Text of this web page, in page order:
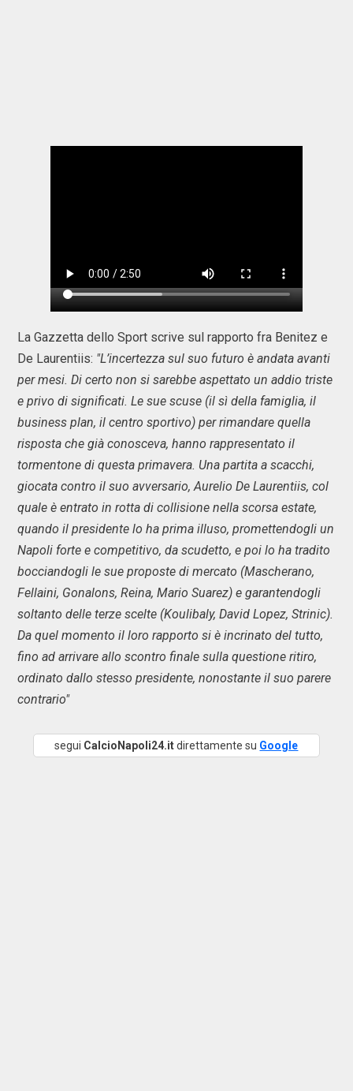
La Gazzetta dello Sport scrive sul rapporto fra Benitez e
De Laurentiis: "L’incertezza sul suo futuro è andata avanti
per mesi. Di certo non si sarebbe aspettato un addio triste
e privo di significati. Le sue scuse (il sì della famiglia, il
business plan, il centro sportivo) per rimandare quella
risposta che già conosceva, hanno rappresentato il
tormentone di questa primavera. Una partita a scacchi,
giocata contro il suo avversario, Aurelio De Laurentiis, col
quale è entrato in rotta di collisione nella scorsa estate,
quando il presidente lo ha prima illuso, promettendogli un
Napoli forte e competitivo, da scudetto, e poi lo ha tradito
bocciandogli le sue proposte di mercato (Mascherano,
Fellaini, Gonalons, Reina, Mario Suarez) e garantendogli
soltanto delle terze scelte (Koulibaly, David Lopez, Strinic).
Da quel momento il loro rapporto si è incrinato del tutto,
fino ad arrivare allo scontro finale sulla questione ritiro,
ordinato dallo stesso presidente, nonostante il suo parere
contrario"
segui CalcioNapoli24.itdirettamente su Google